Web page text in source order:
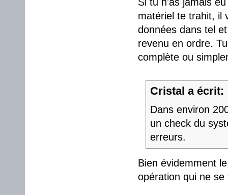
matériel te trahit, il
données dans tel
revenu en ordre.
complète ou
Cristal a écrit:
Dans environ
un check du
erreurs.
Bien évidemment
opération qui ne